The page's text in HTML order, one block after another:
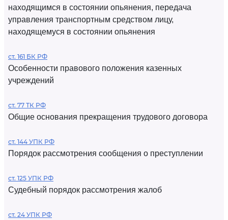
находящимся в состоянии опьянения, передача
управления транспортным средством лицу,
находящемуся в состоянии опьянения
ст. 161 БК РФ
Особенности правового положения казенных
учреждений
ст. 77 ТК РФ
Общие основания прекращения трудового договора
ст. 144 УПК РФ
Порядок рассмотрения сообщения о преступлении
ст. 125 УПК РФ
Судебный порядок рассмотрения жалоб
ст. 24 УПК РФ